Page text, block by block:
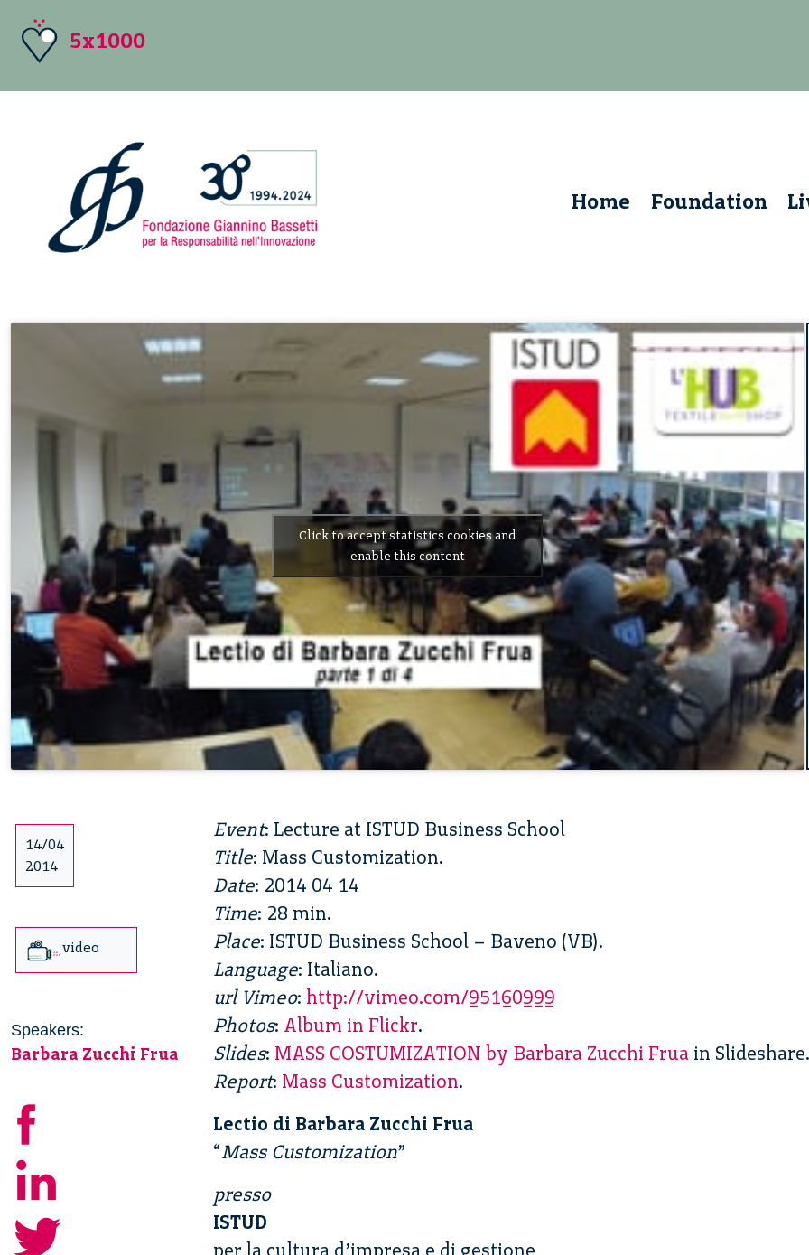
5x1000
Home Foundation
Click to accept statistics cookies and
enable this content
14/04
2014
video
Speakers:
Barbara Zucchi Frua
Event: Lecture at ISTUD Business School
Title: Mass Customization.
Date: 2014 04 14
Time: 28 min.
Place: ISTUD Business School – Baveno (VB).
Language: Italiano.
url Vimeo: http://vimeo.com/95160999
Photos: Album in Flickr.
Slides: MASS COSTUMIZATION by Barbara Zucchi Frua in Slideshare.
Report: Mass Customization.
Lectio di Barbara Zucchi Frua
“Mass Customization”
presso
ISTUD
per la cultura d’impresa e di gestione